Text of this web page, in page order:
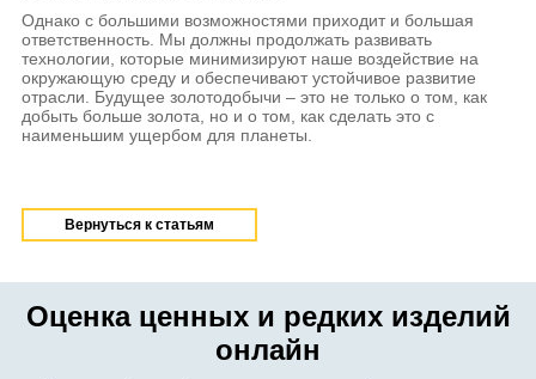
Однако с большими возможностями приходит и большая
ответственность. Мы должны продолжать развивать
технологии, которые минимизируют наше воздействие на
окружающую среду и обеспечивают устойчивое развитие
отрасли. Будущее золотодобычи – это не только о том, как
добыть больше золота, но и о том, как сделать это с
наименьшим ущербом для планеты.
Вернуться к статьям
Оценка ценных и редких изделий
онлайн